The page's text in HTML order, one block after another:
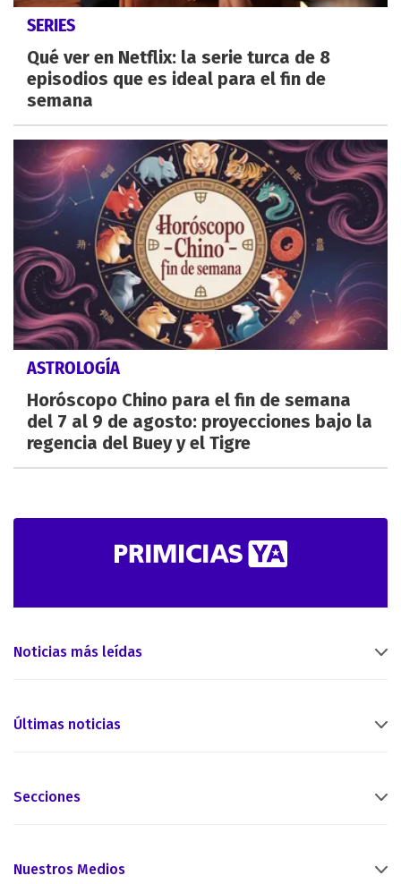
SERIES
Qué ver en Netflix: la serie turca de 8
episodios que es ideal para el fin de
semana
ASTROLOGÍA
Horóscopo Chino para el fin de semana
del 7 al 9 de agosto: proyecciones bajo la
regencia del Buey y el Tigre
Noticias más leídas
Últimas noticias
Secciones
Nuestros Medios